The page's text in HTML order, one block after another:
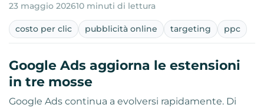
23 maggio 202610 minuti di lettura
costo per clic pubblicità online targeting ppc
Google Ads aggiorna le estensioni
in tre mosse
Google Ads continua a evolversi rapidamente. Di